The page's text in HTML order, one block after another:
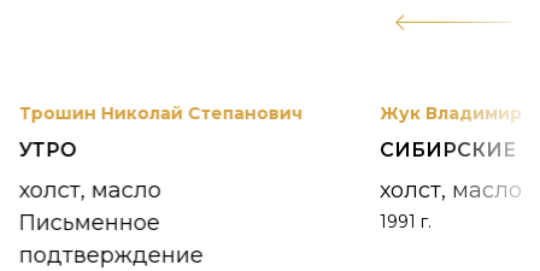
Трошин Николай Степанович
УТРО
холст, масло
Письменное
подтверждение
Жук Владимир
СИБИРСКИЕ
холст, масло
1991 г.